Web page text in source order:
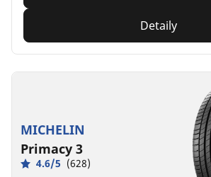
Detaily
MICHELIN
Primacy 3
4.6/5 (628)